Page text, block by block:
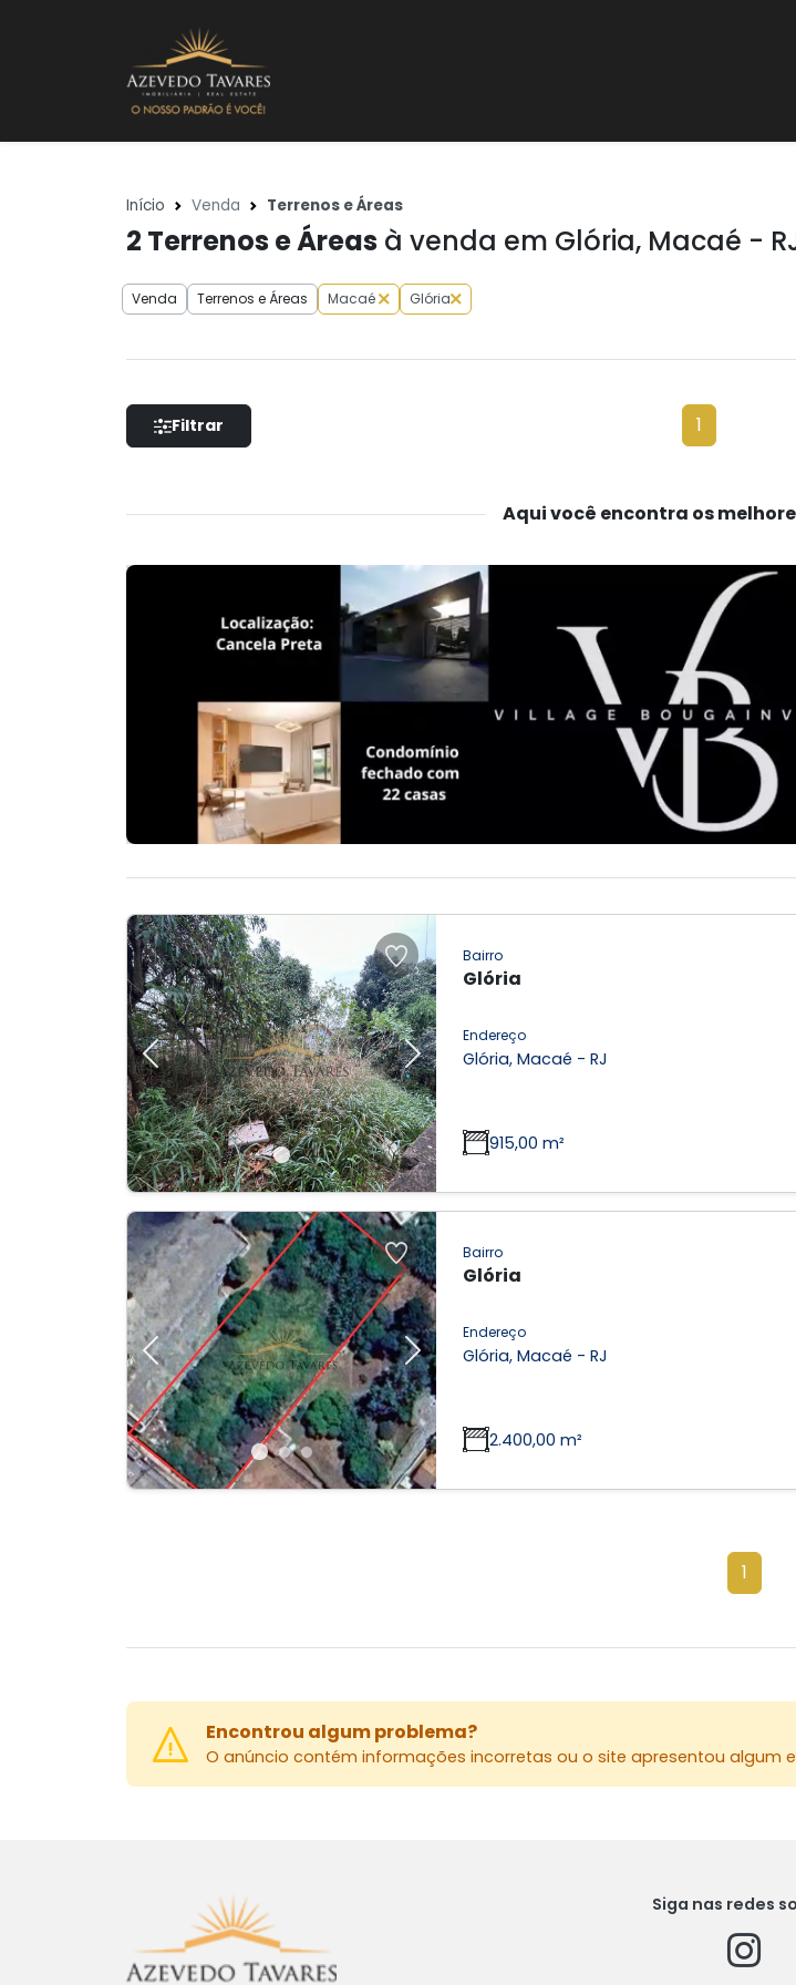
Início Venda Terrenos e Áreas
2 Terrenos e Áreas à venda em Glória, Macaé -
Venda Terrenos e Áreas Macaé Glória
Filtrar 1
Aqui você encontra os
Previous Next
Bairro
Glória
Endereço
Glória, Macaé - RJ
915,00 m²
Previous Next
Bairro
Glória
Endereço
Glória, Macaé - RJ
2.400,00 m²
1
Encontrou algum problema?
O anúncio contém informações incorretas ou o site apresentou algum
Siga nas redes